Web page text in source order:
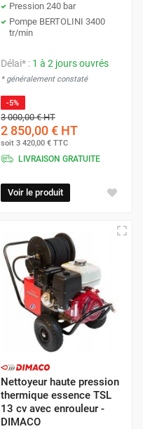
Pression 240 bar
Pompe BERTOLINI 3400
tr/min
Délai* : 1 à 2 jours ouvrés
* généralement constaté
-5%
3 000,00 €HT
2 850,00 € HT
soit 3 420,00 € TTC
LIVRAISON GRATUITE
Voir le produit
Nettoyeur haute pression
thermique essence TSL
13 cv avec enrouleur -
DIMACO